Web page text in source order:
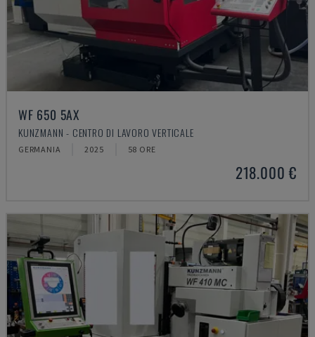
WF 650 5AX
KUNZMANN - CENTRO DI LAVORO VERTICALE
GERMANIA 2025 58 ORE
218.000 €